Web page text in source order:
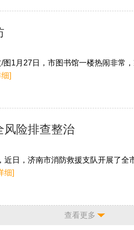
1月27日，市图书馆一楼热闹非常
细]
风险排查整治
日，济南市消防救援支队开展了全
细]
查看更多